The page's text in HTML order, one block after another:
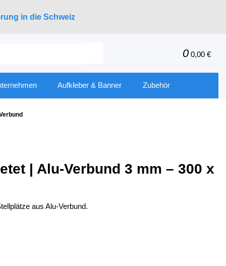
in die Schweiz
0 0,00 €
Aufkleber & Banner Zubehör
| Alu-Verbund 3 mm – 300 x
aus Alu-Verbund.